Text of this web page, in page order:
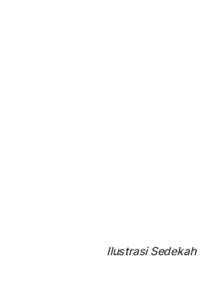
Ilustrasi Sedekah